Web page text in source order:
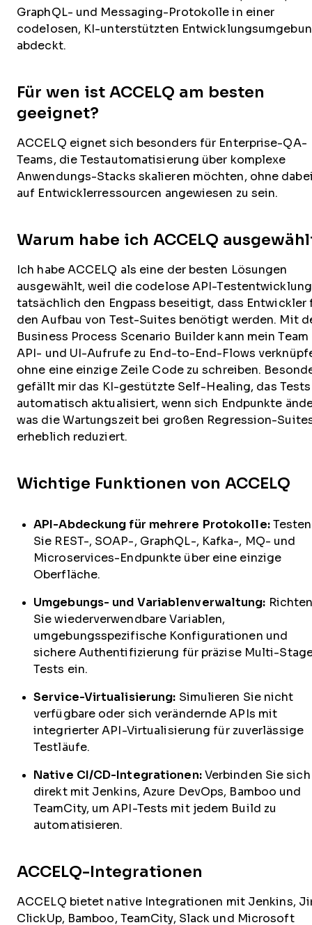
GraphQL- und Messaging-Protokolle in einer
codelosen, KI-unterstützten
abdeckt.
Für wen ist ACCELQ am besten
geeignet?
ACCELQ eignet sich besonders für Enterprise-QA-
Teams, die Testautomatisierung über komplexe
Anwendungs-Stacks skalieren möchten, ohne
auf Entwicklerressourcen angewiesen zu sein.
Warum habe ich ACCELQ
Ich habe ACCELQ als eine der besten Lösungen
ausgewählt, weil die codelose API-Testentwicklung
tatsächlich den Engpass beseitigt, dass Entwickler
den Aufbau von Test-Suites benötigt werden. Mit
Business Process Scenario Builder kann mein Team
API- und UI-Aufrufe zu End-to-End-Flows
ohne eine einzige Zeile Code zu schreiben.
gefällt mir das KI-gestützte Self-Healing, das Tests
automatisch aktualisiert, wenn sich Endpunkte
was die Wartungszeit bei großen Regression-
erheblich reduziert.
Wichtige Funktionen von ACCELQ
API-Abdeckung für mehrere Protokolle:Testen
Sie REST-, SOAP-, GraphQL-, Kafka-, MQ- und
Microservices-Endpunkte über eine einzige
Oberfläche.
Umgebungs- und Variablenverwaltung:
Sie wiederverwendbare Variablen,
umgebungsspezifische Konfigurationen und
sichere Authentifizierung für präzise Multi-
Tests ein.
Service-Virtualisierung: Simulieren Sie nicht
verfügbare oder sich verändernde APIs mit
integrierter API-Virtualisierung für zuverlässige
Testläufe.
Native CI/CD-Integrationen:Verbinden Sie sich
direkt mit Jenkins, Azure DevOps, Bamboo und
TeamCity, um API-Tests mit jedem Build zu
automatisieren.
ACCELQ-Integrationen
ACCELQ bietet native Integrationen mit Jenkins,
ClickUp, Bamboo, TeamCity, Slack und Microsoft